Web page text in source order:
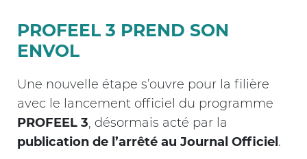
PROFEEL 3 PREND SON
ENVOL
Une nouvelle étape s’ouvre pour la filière
avec le lancement officiel du programme
PROFEEL 3, désormais acté par la
publication de l’arrêté au Journal Officiel .